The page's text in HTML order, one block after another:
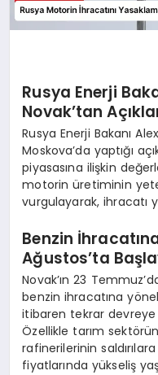
Rusya Enerji
Novak’tan
Rusya Enerji Bakanı
Moskova’da yaptığı
piyasasına ilişkin
motorin üretiminin
vurgulayarak, ihracatı
Benzin
Ağustos’ta
Novak’ın 23
benzin ihracatına
itibaren tekrar devreye
Özellikle tarım
rafinerilerinin
fiyatlarında yükseliş